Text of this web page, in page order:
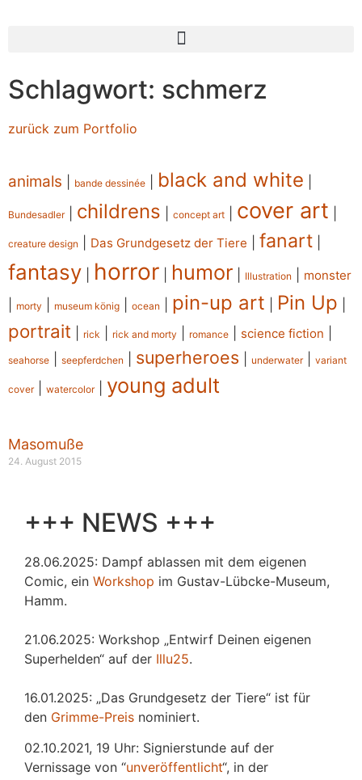
Schlagwort: schmerz
zurück zum Portfolio
animals bande dessinée black and white
Bundesadler| childrens concept art cover art
creature design Das Grundgesetz der Tiere fanart
fantasy horror humor Illustration monster
morty museum könig ocean pin-up art Pin Up
portrait rick rick and morty romance science fiction
seahorse seepferdchen superheroes underwater| variant
cover| watercolor| young adult
Masomuße
24. August 2015
+++ NEWS +++
28.06.2025: Dampf ablassen mit dem eigenen
Comic, ein Workshop im Gustav-Lübcke-Museum,
Hamm.
21.06.2025: Workshop „Entwirf Deinen eigenen
Superhelden“ auf der Illu25.
16.01.2025: „Das Grundgesetz der Tiere“ ist für
den Grimme-Preis nominiert.
02.10.2021, 19 Uhr: Signierstunde auf der
Vernissage von “unveröffentlicht“, in der